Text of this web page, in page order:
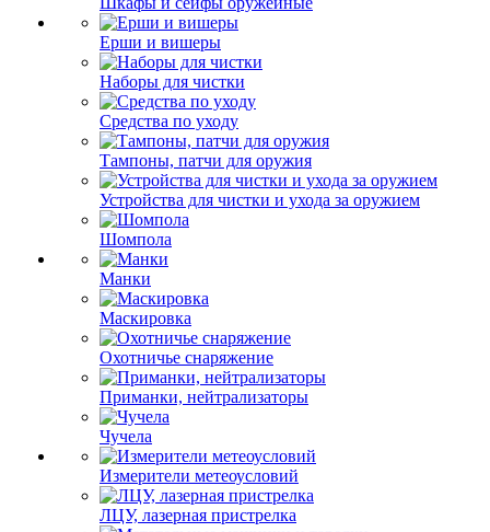
Ерши и вишеры
Наборы для чистки
Средства по уходу
Тампоны, патчи для оружия
Устройства для чистки и ухода за оружием
Шомпола
Манки
Маскировка
Охотничье снаряжение
Приманки, нейтрализаторы
Чучела
Измерители метеоусловий
ЛЦУ, лазерная пристрелка